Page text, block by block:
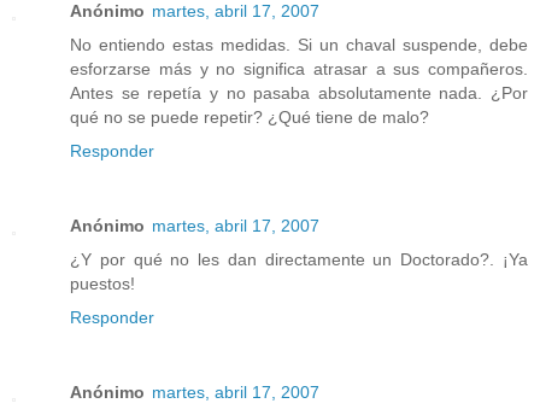
Anónimo martes, abril 17, 2007
No entiendo estas medidas. Si un chaval suspende, debe
esforzarse más y no significa atrasar a sus compañeros.
Antes se repetía y no pasaba absolutamente nada. ¿Por
qué no se puede repetir? ¿Qué tiene de malo?
Responder
Anónimo martes, abril 17, 2007
¿Y por qué no les dan directamente un Doctorado?. ¡Ya
puestos!
Responder
Anónimo martes, abril 17, 2007